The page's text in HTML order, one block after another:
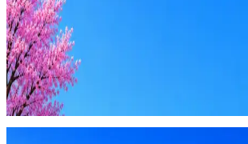
Будьте осторожны: если работодатель
Google, iCloud или Госуслуги, прислать код
запустить ПО или перевести деньги — это
Жмите Пожаловаться